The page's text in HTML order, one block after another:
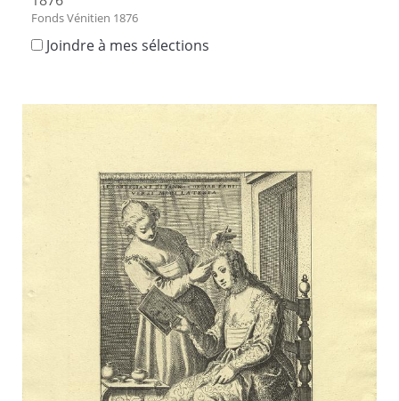
Fonds Vénitien 1876
Joindre à mes sélections